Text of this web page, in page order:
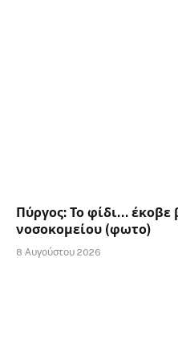
Πύργος: Το φίδι… έκοβε
νοσοκομείου (φωτο)
8 Αυγούστου 2026